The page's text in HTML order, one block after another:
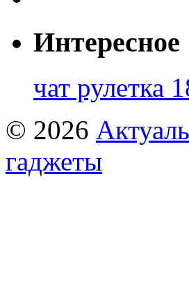
Интересное
чат рулетка
© 2026
гаджеты